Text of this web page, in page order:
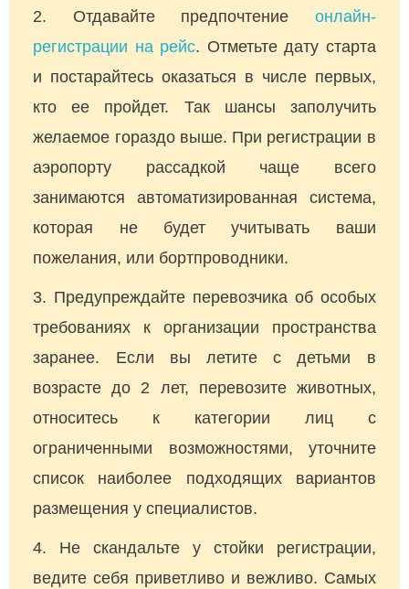
Отдавайте предпочтение онлайн-
регистрации на рейс. Отметьте дату старта
и постарайтесь оказаться в числе первых,
кто ее пройдет. Так шансы заполучить
желаемое гораздо выше. При регистрации в
аэропорту рассадкой чаще всего
занимаются автоматизированная система,
которая не будет учитывать ваши
пожелания, или бортпроводники.
Предупреждайте перевозчика об особых
требованиях к организации пространства
заранее. Если вы летите с детьми в
возрасте до 2 лет, перевозите животных,
относитесь к категории лиц с
ограниченными возможностями, уточните
список наиболее подходящих вариантов
размещения у специалистов.
Не скандальте у стойки регистрации,
ведите себя приветливо и вежливо. Самых